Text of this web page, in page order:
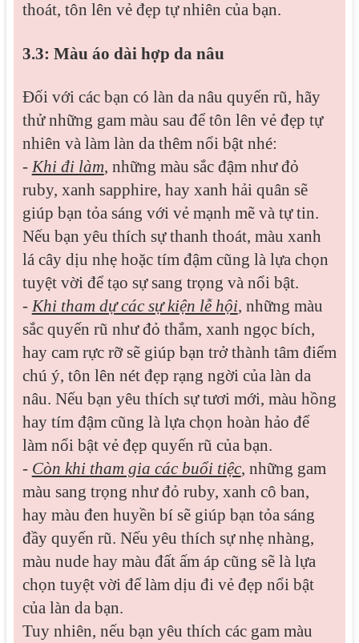
thoát, tôn lên vẻ đẹp tự nhiên của bạn.
3.3: Màu áo dài hợp da nâu
Đối với các bạn có làn da nâu quyến rũ, hãy
thử những gam màu sau để tôn lên vẻ đẹp tự
nhiên và làm làn da thêm nổi bật nhé:
- Khi đi làm, những màu sắc đậm như đỏ
ruby, xanh sapphire, hay xanh hải quân sẽ
giúp bạn tỏa sáng với vẻ mạnh mẽ và tự tin.
Nếu bạn yêu thích sự thanh thoát, màu xanh
lá cây dịu nhẹ hoặc tím đậm cũng là lựa chọn
tuyệt vời để tạo sự sang trọng và nổi bật.
- Khi tham dự các sự kiện lễ hội, những màu
sắc quyến rũ như đỏ thắm, xanh ngọc bích,
hay cam rực rỡ sẽ giúp bạn trở thành tâm điểm
chú ý, tôn lên nét đẹp rạng ngời của làn da
nâu. Nếu bạn yêu thích sự tươi mới, màu hồng
hay tím đậm cũng là lựa chọn hoàn hảo để
làm nổi bật vẻ đẹp quyến rũ của bạn.
- Còn khi tham gia các buổi tiệc, những gam
màu sang trọng như đỏ ruby, xanh cô ban,
hay màu đen huyền bí sẽ giúp bạn tỏa sáng
đầy quyến rũ. Nếu yêu thích sự nhẹ nhàng,
màu nude hay màu đất ấm áp cũng sẽ là lựa
chọn tuyệt vời để làm dịu đi vẻ đẹp nổi bật
của làn da bạn.
Tuy nhiên, nếu bạn yêu thích các gam màu